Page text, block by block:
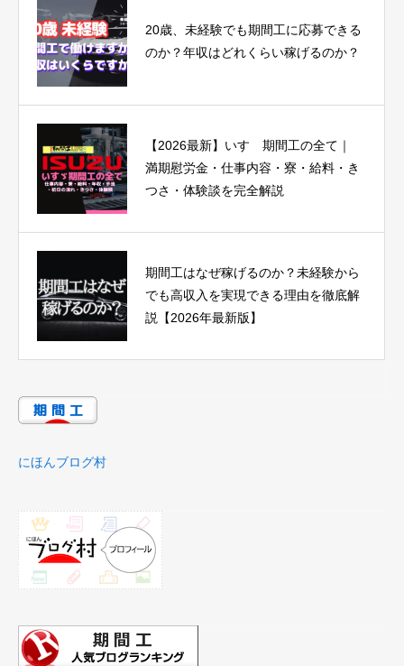
20歳、未経験でも期間工に応募できる
のか？年収はどれくらい稼げるのか？
【2026最新】いすゞ期間工の全て｜
満期慰労金・仕事内容・寮・給料・き
つさ・体験談を完全解説
期間工はなぜ稼げるのか？未経験から
でも高収入を実現できる理由を徹底解
説【2026年最新版】
にほんブログ村